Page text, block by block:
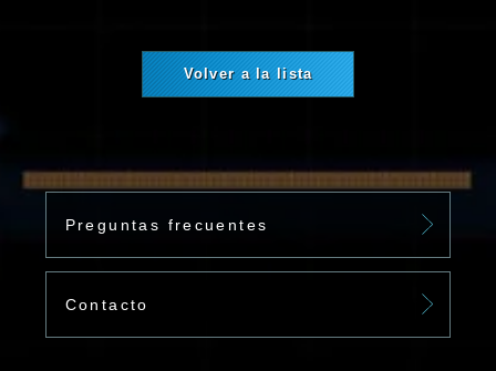
Volver a la lista
Preguntas frecuentes
Contacto